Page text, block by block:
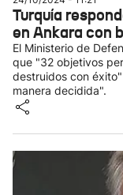
Turquía
en Ankara con
El Ministerio de
que "32 objetivos
destruidos con
manera decidida".